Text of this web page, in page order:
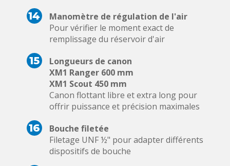
14
Manomètre de régulation de l'air
Pour vérifier le moment exact de
remplissage du réservoir d'air
15
Longueurs de canon
XM1 Ranger 600 mm
XM1 Scout 450 mm
Canon flottant libre et extra long pour
offrir puissance et précision maximales
16
Bouche filetée
Filetage UNF ½" pour adapter différents
dispositifs de bouche